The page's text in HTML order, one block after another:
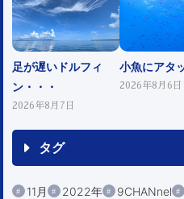
足が遅いドルフィ
ン・・・
2026年8月7日
小魚にアタ
2026年8月6日
タグ
11月 2022年 9CHANnel